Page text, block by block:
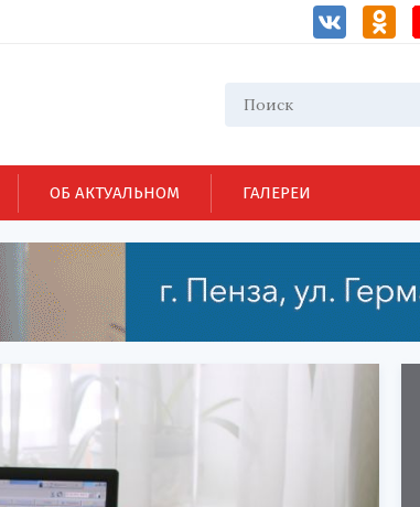
ОБ АКТУАЛЬНОМ ГАЛЕРЕИ